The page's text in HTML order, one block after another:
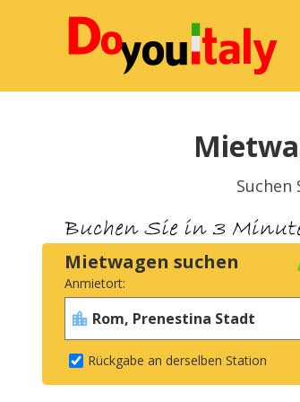
Mietwagen suchen
Anmietort:
Rückgabe an derselben Station